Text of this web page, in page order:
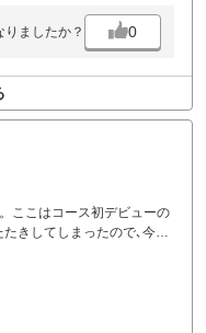
ましたか？ 0
ここはコース初デビューの
きしてしまったので､今回
ればなんとかそこそこのス
次回、また機会を見て、今